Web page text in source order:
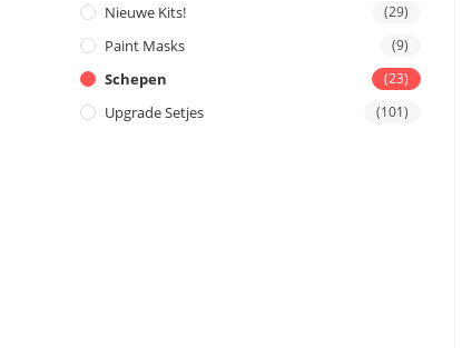
Nieuwe Kits! (29)
Paint Masks (9)
Schepen (23)
Upgrade Setjes (101)